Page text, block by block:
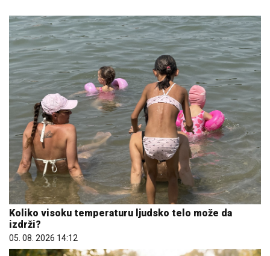
Koliko visoku temperaturu ljudsko telo može da
izdrži?
05. 08. 2026 14:12